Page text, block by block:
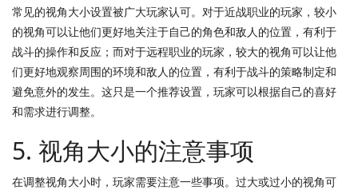
常见的视角大小设置被广大玩家认可。对于近战职业的玩家，较小
的视角可以让他们更好地关注于自己的角色和敌人的位置，有利于
战斗的操作和反应；而对于远程职业的玩家，较大的视角可以让他
们更好地观察周围的环境和敌人的位置，有利于战斗的策略制定和
避免意外的发生。这只是一个推荐设置，玩家可以根据自己的喜好
和需求进行调整。
5. 视角大小的注意事项
在调整视角大小时，玩家需要注意一些事项。过大或过小的视角可